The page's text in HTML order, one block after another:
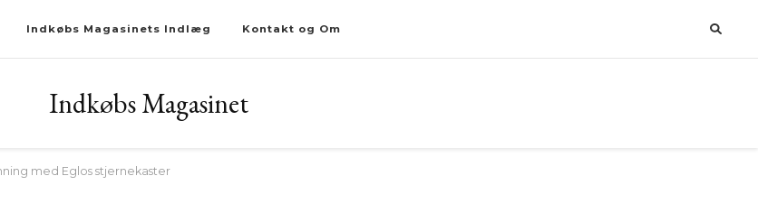
Indkøbs Magasinets Indlæg Kontakt og Om
Indkøbs Magasinet
med Eglos stjernekaster